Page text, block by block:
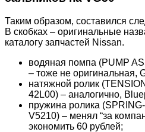
Таким образом, составился
В скобках – оригинальные
каталогу запчастей Nissan.
водяная помпа (PUMP
– тоже не оригинальная,
натяжной ролик
42L00) – аналогично,
пружина ролика
V5210) – менял “за
экономить 60 рублей;